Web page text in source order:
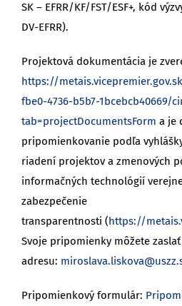
SK – EFRR/KF/FST/ESF+, kód
DV-EFRR).
Projektová dokumentácia je
https://
fbe0-4736-b5b7-1bcebcb40669/
tab=projectDocumentsForm a je
pripomienkovanie podľa
riadení projektov a zmenových
informačných technológií
zabezpečenie
transparentnosti (https://
Svoje pripomienky môžete
adresu:
Pripomienkový formulár: